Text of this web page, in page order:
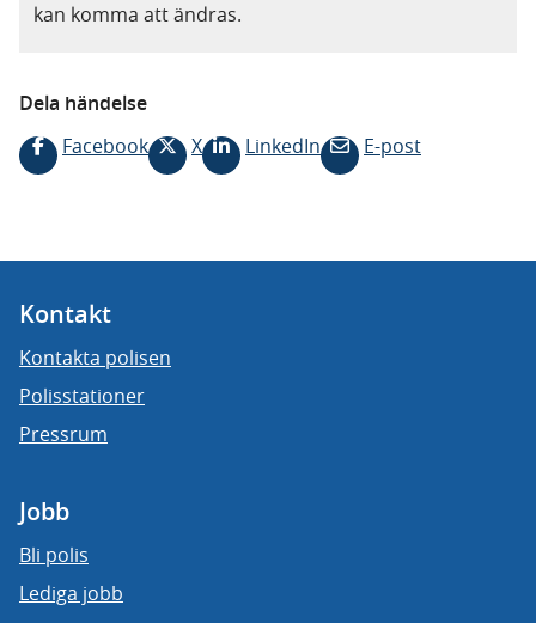
kan komma att ändras.
Dela händelse
Facebook
X LinkedIn E-post
Kontakt
Kontakta polisen
Polisstationer
Pressrum
Jobb
Bli polis
Lediga jobb